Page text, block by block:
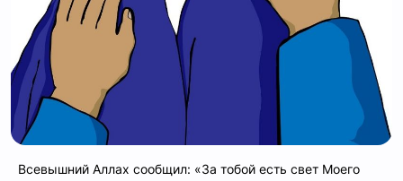
Всевышний Аллах сообщил: «За тобой есть свет Моего